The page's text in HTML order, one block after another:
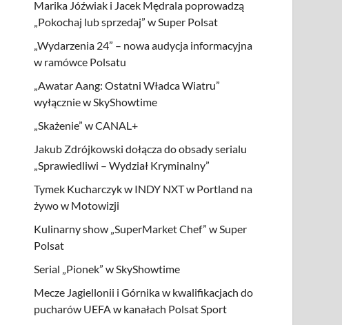
Marika Jóźwiak i Jacek Mędrala poprowadzą
„Pokochaj lub sprzedaj” w Super Polsat
„Wydarzenia 24” – nowa audycja informacyjna
w ramówce Polsatu
„Awatar Aang: Ostatni Władca Wiatru”
wyłącznie w SkyShowtime
„Skażenie” w CANAL+
Jakub Zdrójkowski dołącza do obsady serialu
„Sprawiedliwi – Wydział Kryminalny”
Tymek Kucharczyk w INDY NXT w Portland na
żywo w Motowizji
Kulinarny show „SuperMarket Chef” w Super
Polsat
Serial „Pionek” w SkyShowtime
Mecze Jagiellonii i Górnika w kwalifikacjach do
pucharów UEFA w kanałach Polsat Sport